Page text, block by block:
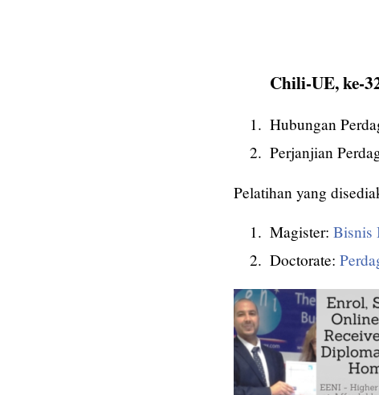
Chili-UE, ke-
Hubungan
Perjanjian
Pelatihan yang
Magister: Bisnis
Doctorate: